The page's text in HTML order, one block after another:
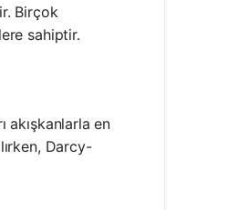
Birçok
sahiptir.
akışkanlarla en
Darcy-